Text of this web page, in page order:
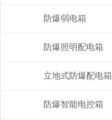
防爆弱电箱
防爆照明配电箱
立地式防爆配电箱
防爆智能电控箱